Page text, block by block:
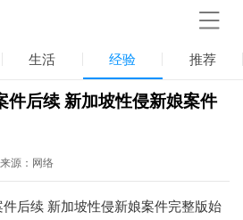
生活 经验 推荐
件后续 新加坡性侵新娘案件
来源：网络
续 新加坡性侵新娘案件完整版始